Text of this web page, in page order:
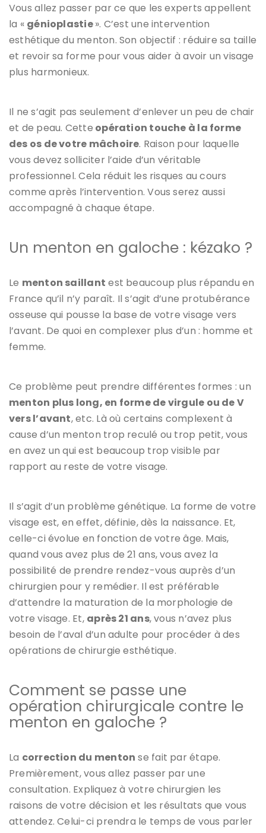
Vous allez passer par ce que les experts appellent
la « génioplastie». C’est une intervention
esthétique du menton. Son objectif : réduire sa taille
et revoir sa forme pour vous aider à avoir un visage
plus harmonieux.
Il ne s’agit pas seulement d’enlever un peu de chair
et de peau. Cette opération touche à la forme
des os de votre mâchoire. Raison pour laquelle
vous devez solliciter l’aide d’un véritable
professionnel. Cela réduit les risques au cours
comme après l’intervention. Vous serez aussi
accompagné à chaque étape.
Un menton en galoche : kézako ?
Le menton saillant est beaucoup plus répandu en
France qu’il n’y paraît. Il s’agit d’une protubérance
osseuse qui pousse la base de votre visage vers
l’avant. De quoi en complexer plus d’un : homme et
femme.
Ce problème peut prendre différentes formes : un
menton plus long, en forme de virgule ou de V
vers l’avant, etc. Là où certains complexent à
cause d’un menton trop reculé ou trop petit, vous
en avez un qui est beaucoup trop visible par
rapport au reste de votre visage.
Il s’agit d’un problème génétique. La forme de votre
visage est, en effet, définie, dès la naissance. Et,
celle-ci évolue en fonction de votre âge. Mais,
quand vous avez plus de 21 ans, vous avez la
possibilité de prendre rendez-vous auprès d’un
chirurgien pour y remédier. Il est préférable
d’attendre la maturation de la morphologie de
votre visage. Et, après 21 ans, vous n’avez plus
besoin de l’aval d’un adulte pour procéder à des
opérations de chirurgie esthétique.
Comment se passe une
opération chirurgicale contre le
menton en galoche ?
La correction du menton se fait par étape.
Premièrement, vous allez passer par une
consultation. Expliquez à votre chirurgien les
raisons de votre décision et les résultats que vous
attendez. Celui-ci prendra le temps de vous parler